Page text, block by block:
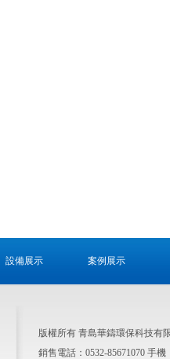
設備展示 案例展示
版權所有 青島華鑄環保科技有
銷售電話：0532-85671070 手機